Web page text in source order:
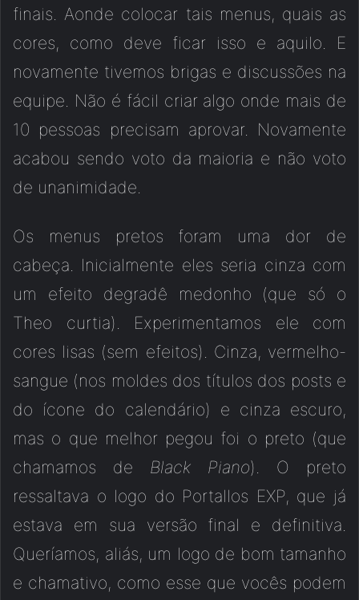
finais. Aonde colocar tais menus, quais as
cores, como deve ficar isso e aquilo. E
novamente tivemos brigas e discussões na
equipe. Não é fácil criar algo onde mais de
10 pessoas precisam aprovar. Novamente
acabou sendo voto da maioria e não voto
de unanimidade.
Os menus pretos foram uma dor de
cabeça. Inicialmente eles seria cinza com
um efeito degradê medonho (que só o
Theo curtia). Experimentamos ele com
cores lisas (sem efeitos). Cinza, vermelho-
sangue (nos moldes dos títulos dos posts e
do ícone do calendário) e cinza escuro,
mas o que melhor pegou foi o preto (que
chamamos de Black Piano). O preto
ressaltava o logo do Portallos EXP, que já
estava em sua versão final e definitiva.
Queríamos, aliás, um logo de bom tamanho
e chamativo, como esse que vocês podem